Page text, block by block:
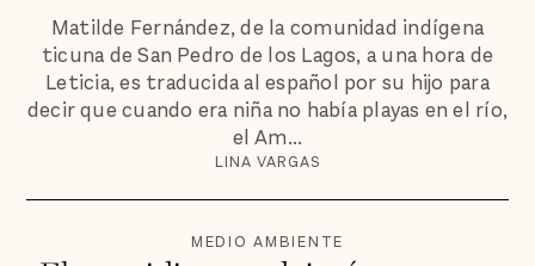
Matilde Fernández, de la comunidad indígena
ticuna de San Pedro de los Lagos, a una hora de
Leticia, es traducida al español por su hijo para
decir que cuando era niña no había playas en el río,
el Am...
LINA VARGAS
MEDIO AMBIENTE